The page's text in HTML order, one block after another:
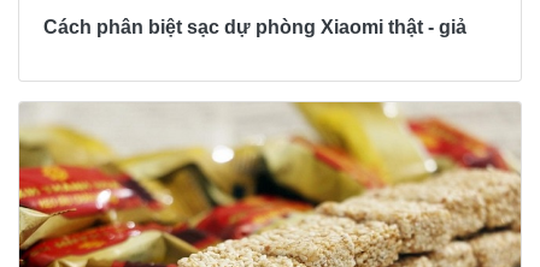
Cách phân biệt sạc dự phòng Xiaomi thật - giả